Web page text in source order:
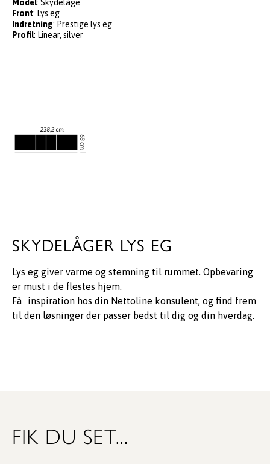
Model: Skydelåge
Front: Lys eg
Indretning: Prestige lys eg
Profil: Linear, silver
SKYDELÅGER LYS EG
Lys eg giver varme og stemning til rummet. Opbevaring
er must i de flestes hjem.
Få inspiration hos din Nettoline konsulent, og find frem
til den løsninger der passer bedst til dig og din hverdag.
FIK DU SET...